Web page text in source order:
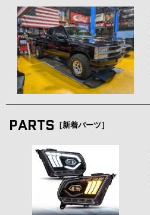
PARTS ［新着パーツ］